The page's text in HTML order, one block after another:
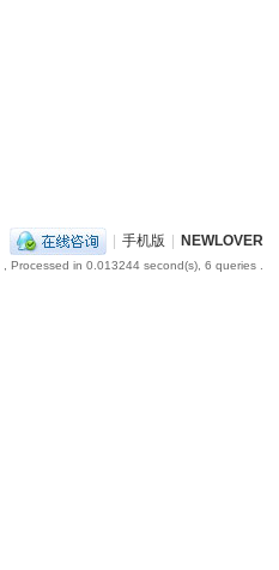
| 手机版 | NEWLOVER
, Processed in 0.013244 second(s), 6 queries .